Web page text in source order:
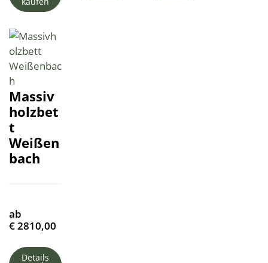
Massiv
holzbet
t
Weißen
bach
ab
€2810,00
Details